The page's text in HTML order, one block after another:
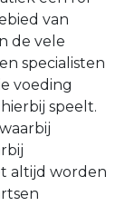
van
de vele
specialisten
voeding
speelt.
altijd worden